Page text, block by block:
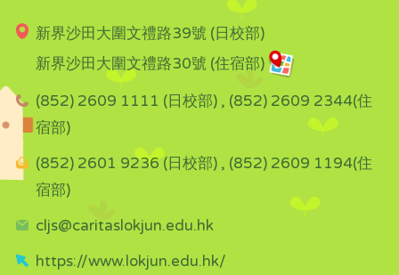
新界沙田大圍文禮路39號 (日校部)
新界沙田大圍文禮路30號 (住宿部)
(852) 2609 1111 (日校部) , (852) 2609 2344(住
宿部)
(852) 2601 9236 (日校部) , (852) 2609 1194(住
宿部)
cljs@caritaslokjun.edu.hk
https://www.lokjun.edu.hk/